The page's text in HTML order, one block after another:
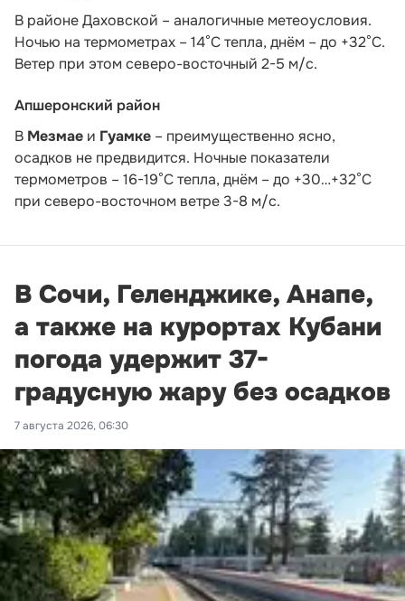
В районе Даховской – аналогичные метеоусловия.
Ночью на термометрах – 14°C тепла, днём – до +32°C.
Ветер при этом северо-восточный 2-5 м/с.
Апшеронский район
В Мезмае и Гуамке – преимущественно ясно,
осадков не предвидится. Ночные показатели
термометров – 16-19°С тепла, днём – до +30…+32°С
при северо-восточном ветре 3-8 м/с.
В Сочи, Геленджике, Анапе,
а также на курортах Кубани
погода удержит 37-
градусную жару без осадков
7 августа 2026, 06:30